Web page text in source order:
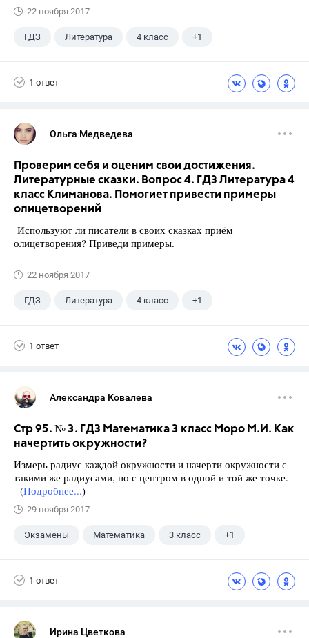
22 ноября 2017
ГДЗ Литература 4 класс +1
1 ответ
Ольга Медведева
Проверим себя и оценим свои достижения.
Литературные сказки. Вопрос 4. ГДЗ Литература 4
класс Климанова. Помогиет привести примеры
олицетворений
Используют ли писатели в своих сказках приём
олицетворения? Приведи примеры.
22 ноября 2017
ГДЗ Литература 4 класс +1
1 ответ
Александра Ковалева
Стр 95. № 3. ГДЗ Математика 3 класс Моро М.И. Как
начертить окружности?
Измерь радиус каждой окружности и начерти окружности с
такими же радиусами, но с центром в одной и той же точке.
(Подробнее...)
29 ноября 2017
Экзамены Математика 3 класс +1
1 ответ
Ирина Цветкова